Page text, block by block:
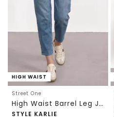
HIGH WAIST
Street One
High Waist Barrel Leg Jeans im Loose Fit
STYLE KARLIE